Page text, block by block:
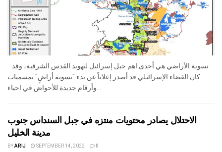
كان القضاء الإسرائيلي قد أصدر إعلاناً عن بدء "تسوية أراضٍ" بمسميات
الاحتلال يصادر محتويات منتزه في جبل السنداس جنوب
مدينة الخليل
BYARIJ SEPTEMBER 14, 2022 0